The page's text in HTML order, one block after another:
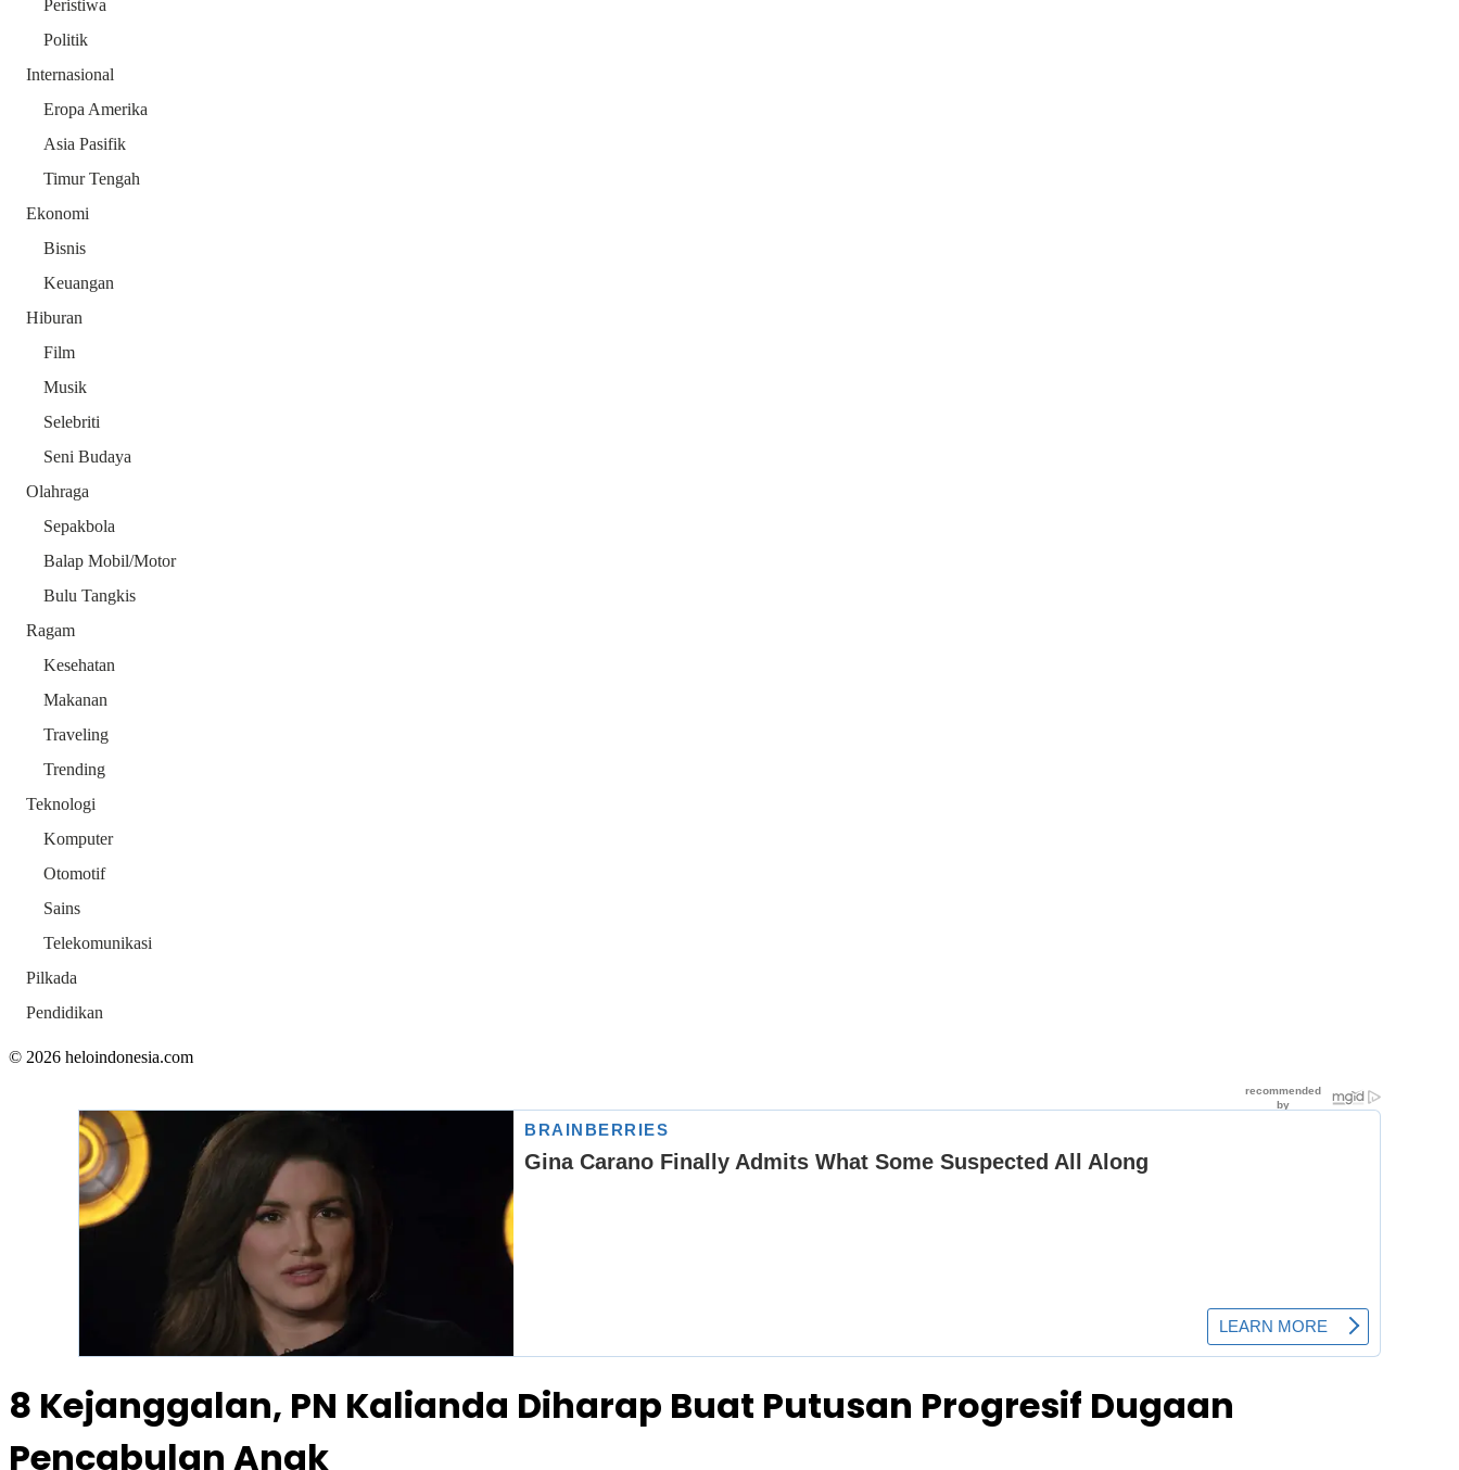
Peristiwa
Politik
Internasional
Eropa Amerika
Asia Pasifik
Timur Tengah
Ekonomi
Bisnis
Keuangan
Hiburan
Film
Musik
Selebriti
Seni Budaya
Olahraga
Sepakbola
Balap Mobil/Motor
Bulu Tangkis
Ragam
Kesehatan
Makanan
Traveling
Trending
Teknologi
Komputer
Otomotif
Sains
Telekomunikasi
Pilkada
Pendidikan
© 2026 heloindonesia.com
8 Kejanggalan, PN Kalianda Diharap Buat Putusan Progresif Dugaan
Pencabulan Anak